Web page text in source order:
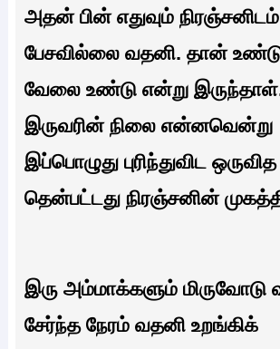
அதன் பின் எதுவும் நிரஞ்சனிடம்
பேசவில்லை வதனி. தான்
வேலை உண்டு என்று
இருவரின் நிலை என்னவென்று
இப்பொழுது புரிந்துவிட ஒருவித
தென்பட்டது நிரஞ்சனின்
இரு அம்மாக்களும் மிருவோடு
சேர்ந்த நேரம் வதனி உறங்கிக்